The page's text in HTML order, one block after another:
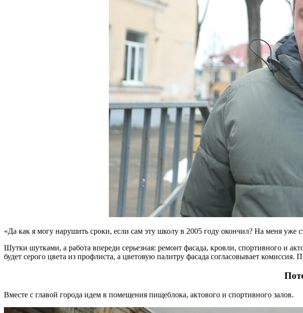
«Да как я могу нарушить сроки, если сам эту школу в 2005 году окончил? На меня уже
Шутки шутками, а работа впереди серьезная: ремонт фасада, кровли, спортивного и
будет серого цвета из профлиста, а цветовую палитру фасада согласовывает
Вместе с главой города идем в помещения пищеблока, актового и спортивного залов.